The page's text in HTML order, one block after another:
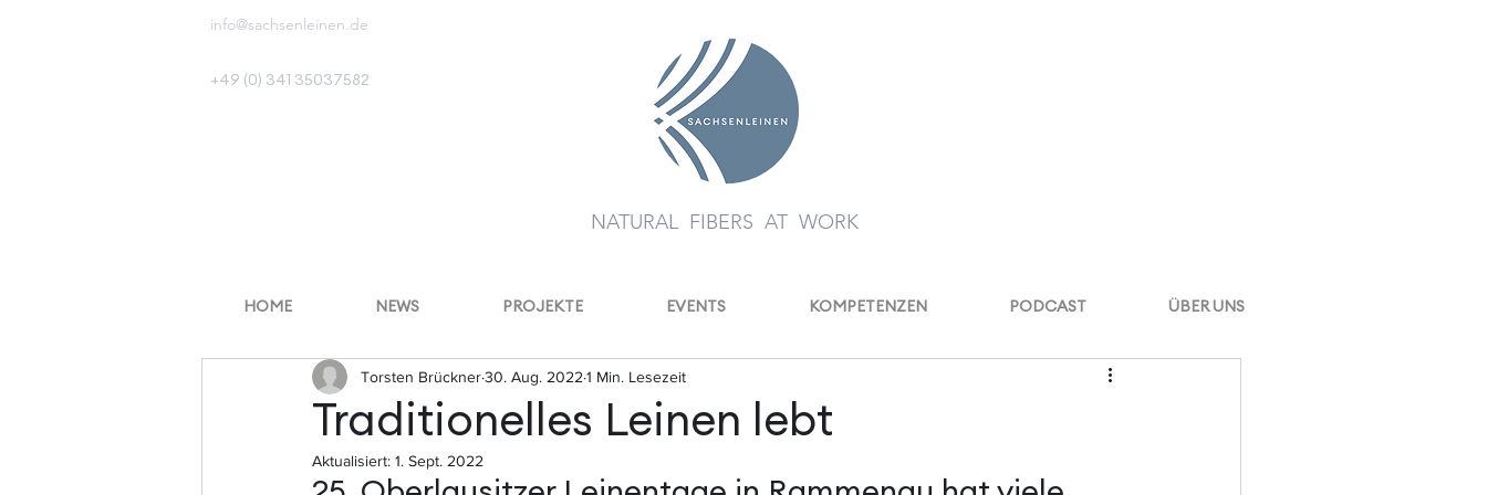
info@sachsenleinen.de
+49 (0) 341 35037582
NATURAL FIBERS AT WORK
HOME NEWS PROJEKTE EVENTS KOMPETENZEN PODCAST ÜBER UNS
Traditionelles Leinen lebt
Torsten Brückner30. Aug. 2022 1 Min. Lesezeit
Aktualisiert: 1. Sept. 2022